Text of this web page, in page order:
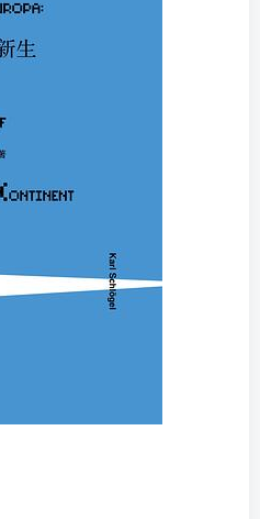
找回密码